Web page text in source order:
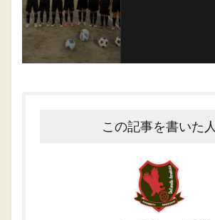
この記事を書いた人